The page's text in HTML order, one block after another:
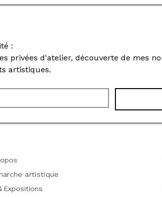
privées d'atelier, découverte de mes
artistiques.
artistique
Expositions